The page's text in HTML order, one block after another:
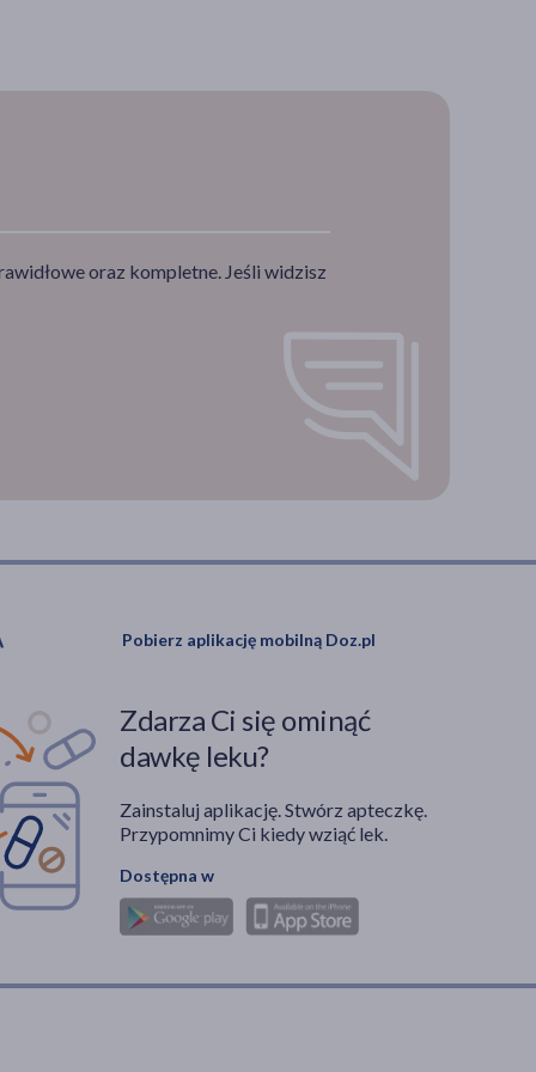
oraz kompletne. Jeśli widzisz
Pobierz aplikację mobilną Doz.pl
Zdarza Ci się ominąć
dawkę leku?
Zainstaluj aplikację. Stwórz apteczkę.
Przypomnimy Ci kiedy wziąć lek.
Dostępna w